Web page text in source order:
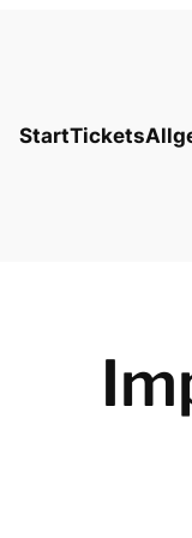
StartTickets